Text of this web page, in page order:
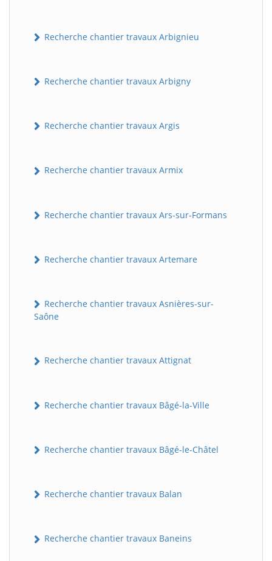
Recherche chantier travaux Arbignieu
Recherche chantier travaux Arbigny
Recherche chantier travaux Argis
Recherche chantier travaux Armix
Recherche chantier travaux Ars-sur-Formans
Recherche chantier travaux Artemare
Recherche chantier travaux Asnières-sur-
Saône
Recherche chantier travaux Attignat
Recherche chantier travaux Bâgé-la-Ville
Recherche chantier travaux Bâgé-le-Châtel
Recherche chantier travaux Balan
Recherche chantier travaux Baneins